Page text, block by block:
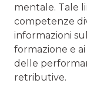
mentale. Tale
competenze
informazioni
formazione e
delle
retributive.